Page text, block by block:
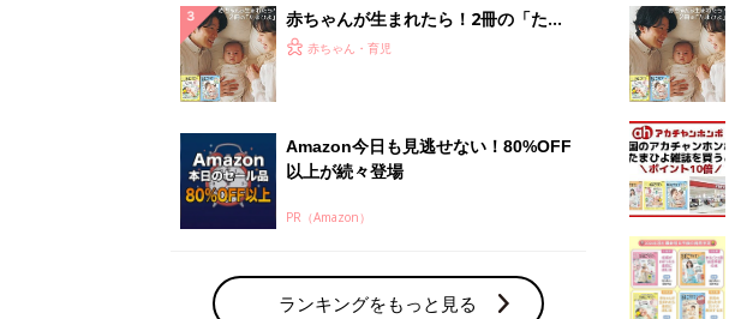
赤ちゃんが生まれたら！2冊の「たま
ひよ」
赤ちゃん・育児
Amazon今日も見逃せない！80%OFF
以上が続々登場
PR（Amazon）
ランキングをもっと見る